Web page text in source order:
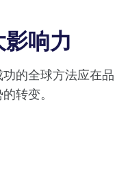
响力
的全球方法应在品
转变。